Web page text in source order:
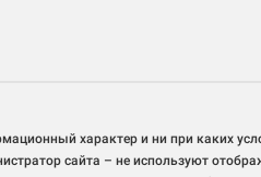
характер и ни при каких
сайта – не используют